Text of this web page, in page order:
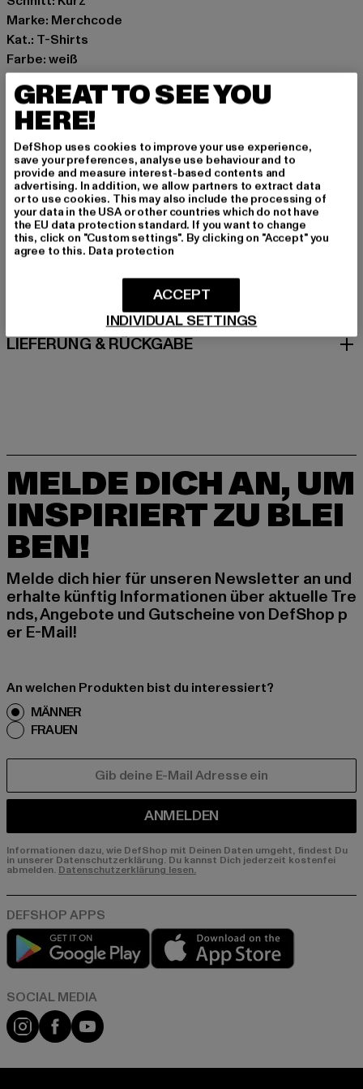
Marke: Merchcode
Kat.: T-Shirts
Farbe: weiß
Hersteller Farbe: white
Materialzusammensetzung: 95% Baumwolle, 5%
Elasthan
Hersteller: TB International GmbH |info@tbint.de
Dr.-Robert-Murjahn-Straße 7 | 64372 Ober-Ramstadt |
DE
PFLEGEHINWEISE
LIEFERUNG & RÜCKGABE
MELDE DICH AN, UM
INSPIRIERT ZU BLEI
BEN!
Melde dich hier für unseren Newsletter an und
erhalte künftig Informationen über aktuelle Tre
nds, Angebote und Gutscheine von DefShop p
er E-Mail!
An welchen Produkten bist du interessiert?
MÄNNER
FRAUEN
ANMELDEN
Informationen dazu, wie DefShop mit Deinen Daten umgeht, findest Du
in unserer Datenschutzerklärung. Du kannst Dich jederzeit kostenfei
abmelden. Datenschutzerklärung lesen.
Play market
Instagram
FacebookYouTube
GREAT TO SEE YOU
HERE!
DefShop uses cookies to improve your use experience,
save your preferences, analyse use behaviour and to
provide and measure interest-based contents and
advertising. In addition, we allow partners to extract data
or to use cookies. This may also include the processing of
your data in the USA or other countries which do not have
the EU data protection standard. If you want to change
this, click on "Custom settings". By clicking on "Accept" you
agree to this. Data protection
INDIVIDUAL SETTINGS
ACCEPT